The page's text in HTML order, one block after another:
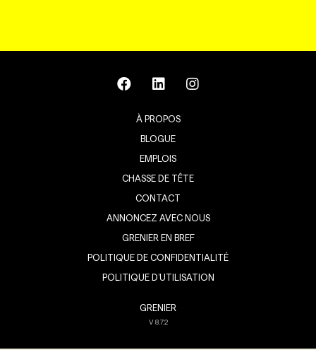
À PROPOS
BLOGUE
EMPLOIS
CHASSE DE TÊTE
CONTACT
ANNONCEZ AVEC NOUS
GRENIER EN BREF
POLITIQUE DE CONFIDENTIALITÉ
POLITIQUE D’UTILISATION
GRENIER
V8.7.2